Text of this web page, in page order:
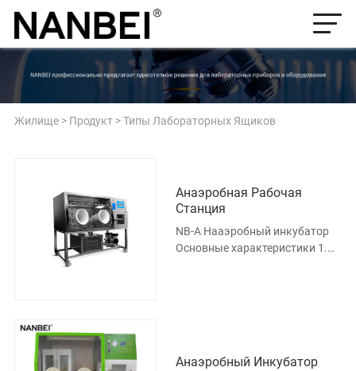
Жилище> Продукт>Типы Лабораторных Ящиков
Анаэробная Рабочая
Станция
NB-A Нааэробный инкубатор
Основные характеристики 1.
Анаэробный Инкубатор